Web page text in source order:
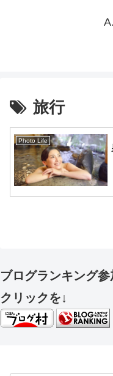
旅行
Photo Life
ブログランキング
クリックを↓